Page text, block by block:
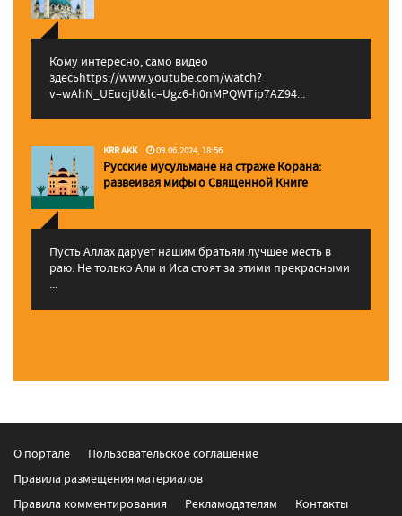
Кому интересно, само видео
здесьhttps://www.youtube.com/watch?
v=wAhN_UEuojU&lc=Ugz6-h0nMPQWTip7AZ94...
KRR AKK 09.06.2024, 18:56
Русские мусульмане на страже Корана:
pазвеивая мифы о Священной Книге
Пусть Аллах дарует нашим братьям лучшее месть в
раю. Не только Али и Иса стоят за этими прекрасными
...
О портале
Пользовательское соглашение
Правила размещения материалов
Правила комментирования
Рекламодателям Контакты